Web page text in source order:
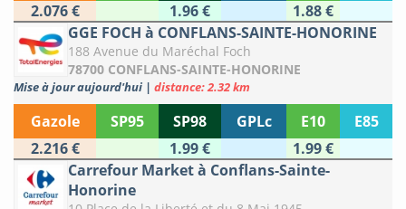
2.076 €
1.96 €
1.88 €
GGE FOCH à CONFLANS-SAINTE-HONORINE
188 Avenue du Maréchal Foch
78700 CONFLANS-SAINTE-HONORINE
Mise à jour aujourd'hui | distance: 2.32 km
Gazole SP95 SP98 GPLc E10
E85
2.216 €
1.99 €
1.99 €
Carrefour Market à Conflans-Sainte-
Honorine